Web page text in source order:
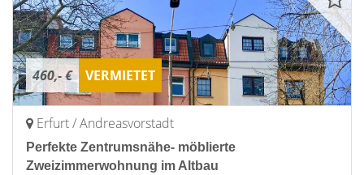
460,- € VERMIETET
Erfurt / Andreasvorstadt
Perfekte Zentrumsnähe- möblierte
Zweizimmerwohnung im Altbau